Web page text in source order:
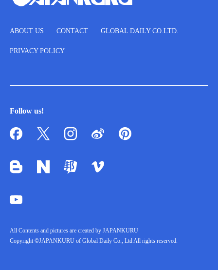
ABOUT US CONTACT GLOBAL DAILY CO.LTD.
PRIVACY POLICY
Follow us!
All Contents and pictures are created by JAPANKURU
Copyright ©JAPANKURU of Global Daily Co., Ltd All rights reserved.